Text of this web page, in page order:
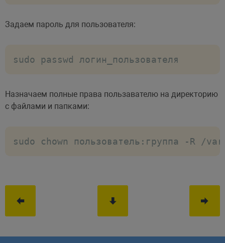
Задаем пароль для пользователя:
sudo passwd логин_пользователя
Назначаем полные права пользавателю на директорию
с файлами и папками:
sudo chown пользователь:группа -R /